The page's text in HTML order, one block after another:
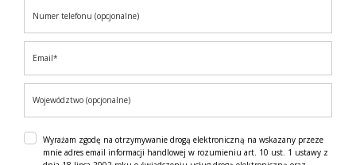
Wyrażam zgodę na otrzymywanie drogą elektroniczną na wskazany przeze
mnie adres email informacji handlowej w rozumieniu art. 10 ust. 1 ustawy z